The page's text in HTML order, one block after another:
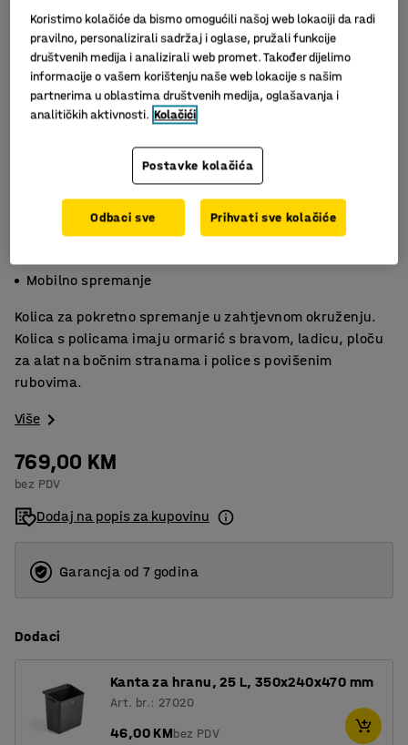
Ormarić s bravom
Mobilno spremanje
Kolica za pokretno spremanje u zahtjevnom okruženju.
Kolica s policama imaju ormarić s bravom, ladicu, ploču
za alat na bočnim stranama i police s povišenim
rubovima.
Više
769,00 KM
bez PDV
Dodaj na popis za kupovinu
Garancja od 7 godina
Dodaci
Kanta za hranu, 25 L, 350x240x470 mm
Art. br.: 27020
46,00 KMbez PDV
Koristimo kolačiće da bismo omogućili našoj web lokaciji da radi
pravilno, personalizirali sadržaj i oglase, pružali funkcije
društvenih medija i analizirali web promet. Također dijelimo
informacije o vašem korištenju naše web lokacije s našim
partnerima u oblastima društvenih medija, oglašavanja i
analitičkih aktivnosti. Kolačići
Postavke kolačića
Odbaci sve Prihvati sve kolačiće